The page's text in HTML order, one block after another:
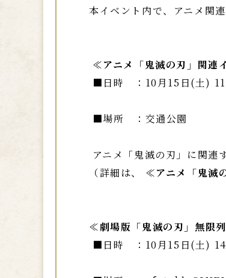
本イベント内で、アニメ関
≪アニメ「鬼滅の刃」関連
■日時 ：10月15日(土) 11
■場所 ：交通公園
アニメ「鬼滅の刃」に関連
（詳細は、
≪アニメ「鬼滅
≪劇場版「鬼滅の刃」無限
■日時 ：10月15日(土) 14